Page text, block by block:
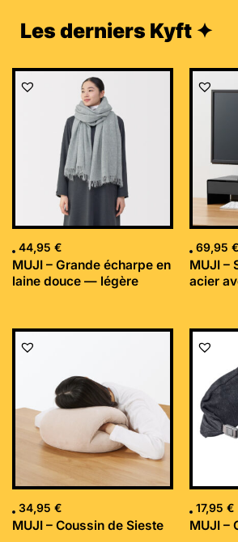
Les derniers Kyft ✦
44,95 €
MUJI – Grande écharpe en
laine douce — légère
69,95 €
MUJI –
acier
34,95 €
MUJI – Coussin de Sieste
17,95 €
MUJI –